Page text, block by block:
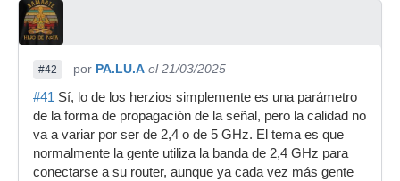
#42 por PA.LU.A el 21/03/2025
#41 Sí, lo de los herzios simplemente es una parámetro
de la forma de propagación de la señal, pero la calidad no
va a variar por ser de 2,4 o de 5 GHz. El tema es que
normalmente la gente utiliza la banda de 2,4 GHz para
conectarse a su router, aunque ya cada vez más gente